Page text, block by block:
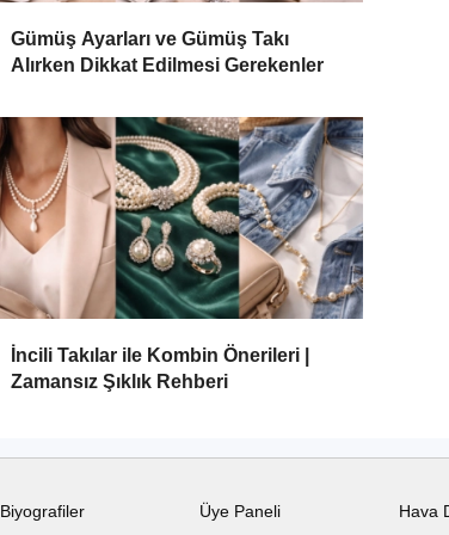
Gümüş Ayarları ve Gümüş Takı
Alırken Dikkat Edilmesi Gerekenler
İncili Takılar ile Kombin Önerileri |
Zamansız Şıklık Rehberi
Biyografiler Üye Paneli Hava